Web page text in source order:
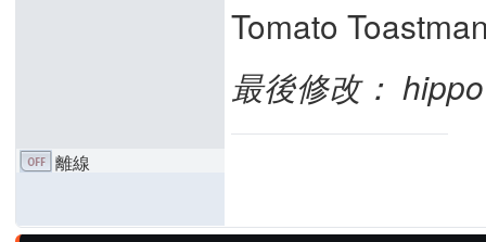
Tomato
最後修改：
離線